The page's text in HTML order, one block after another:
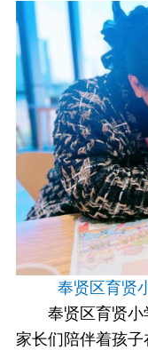
奉贤区育贤
奉贤区育贤小
家长们陪伴着孩